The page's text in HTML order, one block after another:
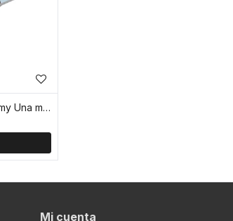
Libro infantil Los Cuentos de Samy Una misión para Alegría
Mi cuenta